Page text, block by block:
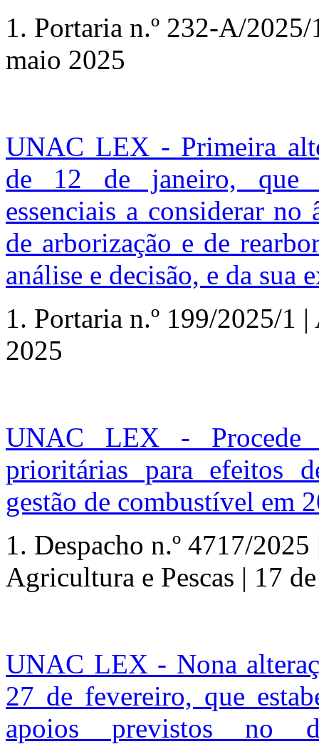
1. Portaria n.º 232-A/2025/
maio 2025
UNAC LEX - Primeira
de 12 de janeiro, que
essenciais a considerar
de arborização e de
análise e decisão, e da sua
1. Portaria n.º 199/2025/1 |
2025
UNAC LEX - Procede
prioritárias para efeitos
gestão de combustível em
1. Despacho n.º 4717/2025
Agricultura e Pescas | 17
UNAC LEX - Nona
27 de fevereiro, que
apoios previstos no